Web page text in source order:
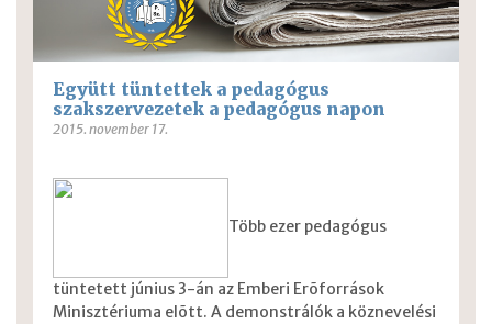
Együtt tüntettek a pedagógus
szakszervezetek a pedagógus napon
2015. november 17.
Több ezer pedagógus
tüntetett június 3-án az Emberi Erõforrások
Minisztériuma elõtt. A demonstrálók a köznevelési